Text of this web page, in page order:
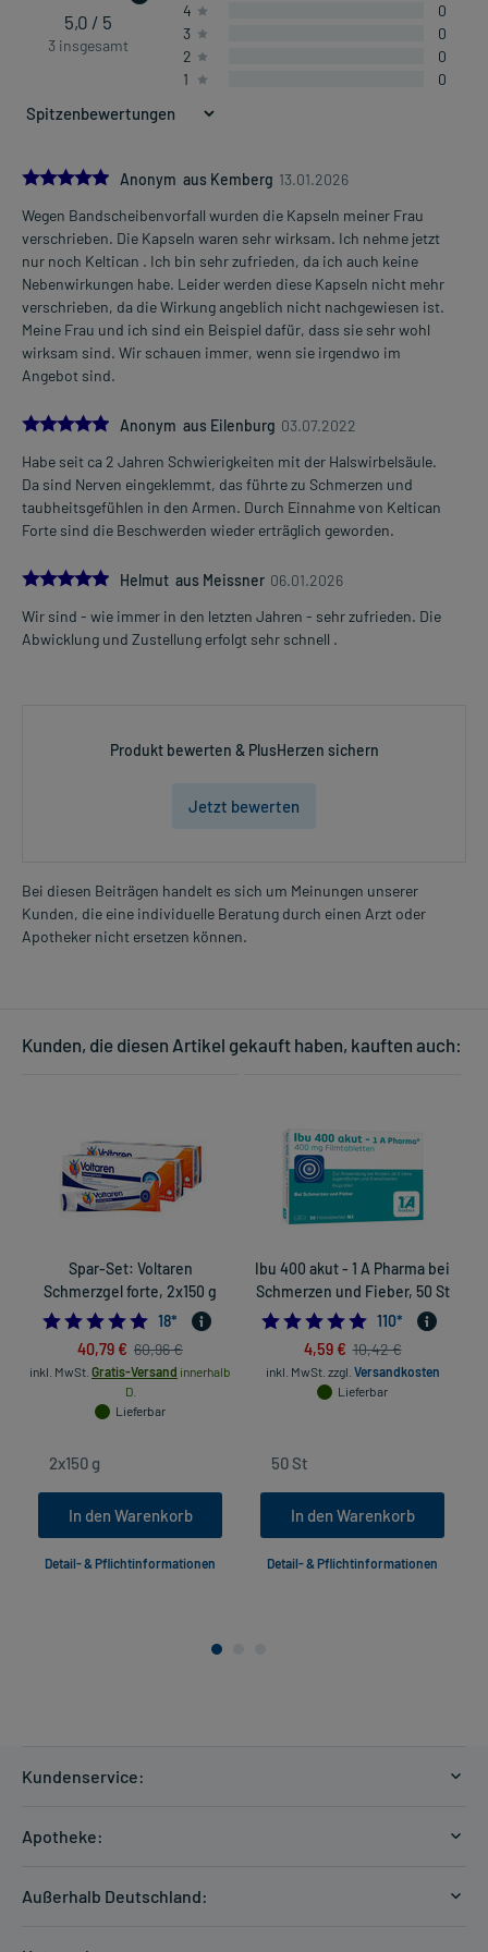
5,0 / 5
3 insgesamt
4
0
3
0
2
0
1
0
5.0Anonym aus Kemberg 13.01.2026
Wegen Bandscheibenvorfall wurden die Kapseln meiner Frau
verschrieben. Die Kapseln waren sehr wirksam. Ich nehme jetzt
nur noch Keltican . Ich bin sehr zufrieden, da ich auch keine
Nebenwirkungen habe. Leider werden diese Kapseln nicht mehr
verschrieben, da die Wirkung angeblich nicht nachgewiesen ist.
Meine Frau und ich sind ein Beispiel dafür, dass sie sehr wohl
wirksam sind. Wir schauen immer, wenn sie irgendwo im
Angebot sind.
5.0Anonym aus Eilenburg 03.07.2022
Habe seit ca 2 Jahren Schwierigkeiten mit der Halswirbelsäule.
Da sind Nerven eingeklemmt, das führte zu Schmerzen und
taubheitsgefühlen in den Armen. Durch Einnahme von Keltican
Forte sind die Beschwerden wieder erträglich geworden.
5.0
Helmut aus Meissner 06.01.2026
Wir sind - wie immer in den letzten Jahren - sehr zufrieden. Die
Abwicklung und Zustellung erfolgt sehr schnell .
Produkt bewerten & PlusHerzen sichern
Jetzt bewerten
Bei diesen Beiträgen handelt es sich um Meinungen unserer
Kunden, die eine individuelle Beratung durch einen Arzt oder
Apotheker nicht ersetzen können.
Kunden, die diesen Artikel gekauft haben, kauften auch:
Spar-Set: Voltaren
Schmerzgel forte, 2x150 g
5.0
18*
40,79 € 60,96 €
inkl. MwSt. Gratis-Versand innerhalb
D.
Lieferbar
In den Warenkorb
Detail- & Pflichtinformationen
Ibu 400 akut - 1 A Pharma bei
Schmerzen und Fieber, 50 St
110*
4,59 € 10,42 €
inkl. MwSt. zzgl. Versandkosten
Lieferbar
In den Warenkorb
Detail- & Pflichtinformationen
Kundenservice:
Apotheke:
Außerhalb Deutschland: